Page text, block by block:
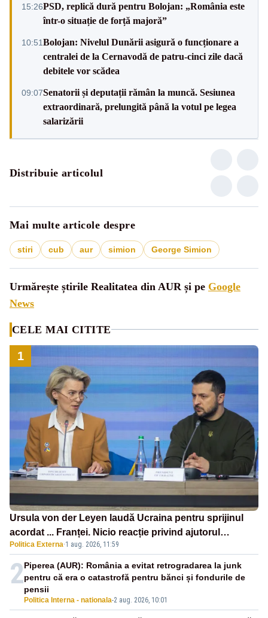
15:26PSD, replică dură pentru Bolojan: „România este
într-o situație de forță majoră”
10:51Bolojan: Nivelul Dunării asigură o funcționare a
centralei de la Cernavodă de patru-cinci zile dacă
debitele vor scădea
09:07Senatorii și deputații rămân la muncă. Sesiunea
extraordinară, prelungită până la votul pe legea
salarizării
Distribuie articolul
Mai multe articole despre
stiri cub aur simion George Simion
Urmărește știrile Realitatea din AUR și pe Google
News
CELE MAI CITITE
1
Ursula von der Leyen laudă Ucraina pentru sprijinul
acordat ... Franței. Nicio reacție privind ajutorul
energetic promis României
Politica Externa·1 aug. 2026, 11:59
2
Politica Interna - nationala-2 aug. 2026, 10:01
Piperea (AUR): România a evitat retrogradarea la junk
pentru că era o catastrofă pentru bănci și fondurile de
pensii